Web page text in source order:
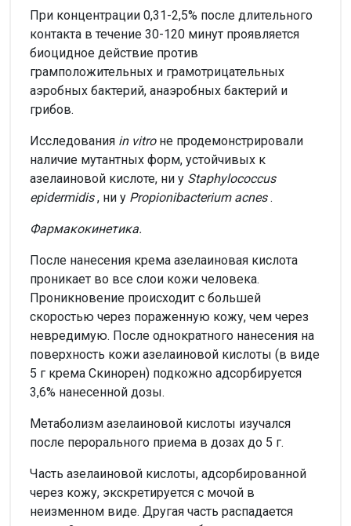
При концентрации 0,31-2,5% после длительного
контакта в течение 30-120 минут проявляется
биоцидное действие против
грамположительных и грамотрицательных
аэробных бактерий, анаэробных бактерий и
грибов.
Исследования in vitroне продемонстрировали
наличие мутантных форм, устойчивых к
азелаиновой кислоте, ни у Staphylococcus
epidermidis, ни у Propionibacterium acnes.
Фармакокинетика.
После нанесения крема азелаиновая кислота
проникает во все слои кожи человека.
Проникновение происходит с большей
скоростью через пораженную кожу, чем через
невредимую. После однократного нанесения на
поверхность кожи азелаиновой кислоты (в виде
5 г крема Скинорен) подкожно адсорбируется
3,6% нанесенной дозы.
Метаболизм азелаиновой кислоты изучался
после перорального приема в дозах до 5 г.
Часть азелаиновой кислоты, адсорбированной
через кожу, экскретируется с мочой в
неизменном виде. Другая часть распадается